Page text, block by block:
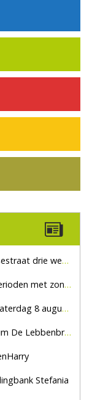
voor doorgaand verkeer
met zon en droog
Haaksbergen
Lebbenbrugge
Stefania